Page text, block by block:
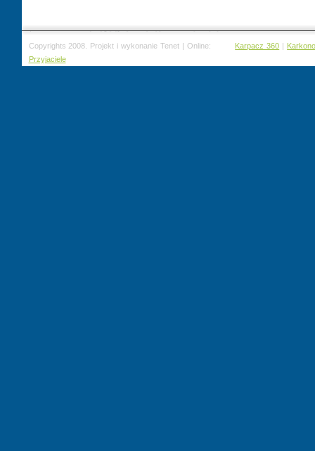
Copyrights 2008. Projekt i wykonanie Tenet | Online: Karpacz 360 |
Przyjaciele